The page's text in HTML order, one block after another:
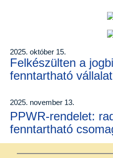
2025. október 15.
Felkészülten a
fenntartható
2025. november 13.
PPWR-rendelet:
fenntartható